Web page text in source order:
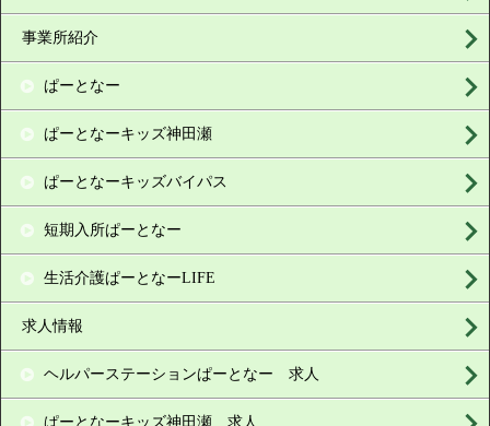
事業所紹介
ぱーとなー
ぱーとなーキッズ神田瀬
ぱーとなーキッズバイパス
短期入所ぱーとなー
生活介護ぱーとなーLIFE
求人情報
ヘルパーステーションぱーとなー 求人
ぱーとなーキッズ神田瀬 求人